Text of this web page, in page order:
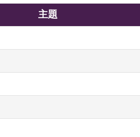
主題